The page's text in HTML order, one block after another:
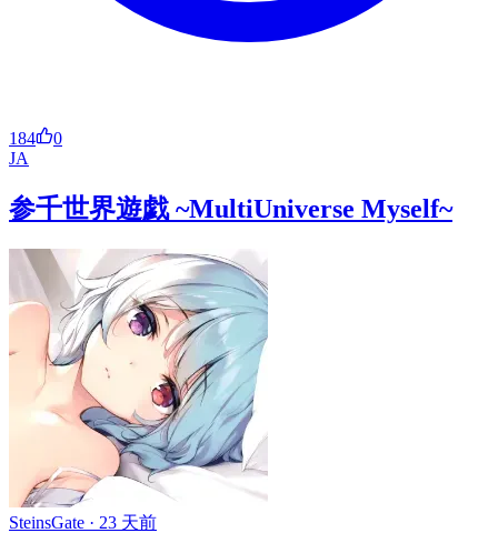
184
0
JA
参千世界遊戯 ~MultiUniverse Myself~
SteinsGate · 23 天前